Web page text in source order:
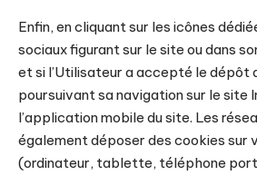
Enfin, en cliquant sur les icônes
sociaux figurant sur le site ou dans
et si l’Utilisateur a accepté le dépôt
poursuivant sa navigation sur le site
l’application mobile du site. Les
également déposer des cookies sur
(ordinateur, tablette, téléphone